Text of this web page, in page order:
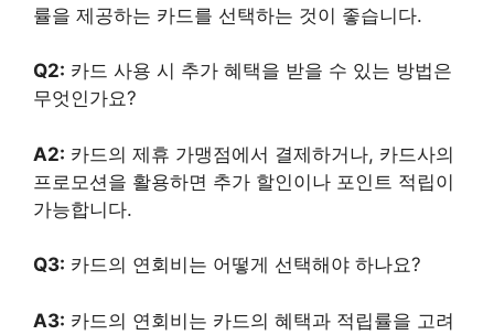
률을 제공하는 카드를 선택하는 것이 좋습니다.
Q2: 카드 사용 시 추가 혜택을 받을 수 있는 방법은
무엇인가요?
A2: 카드의 제휴 가맹점에서 결제하거나, 카드사의
프로모션을 활용하면 추가 할인이나 포인트 적립이
가능합니다.
Q3: 카드의 연회비는 어떻게 선택해야 하나요?
A3: 카드의 연회비는 카드의 혜택과 적립률을 고려